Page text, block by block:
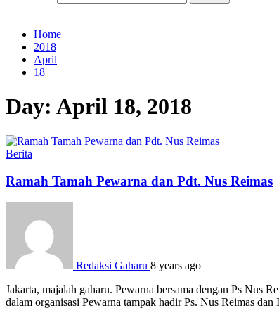
Home
2018
April
18
Day: April 18, 2018
Berita
Ramah Tamah Pewarna dan Pdt. Nus Reimas
Redaksi Gaharu 8 years ago
Jakarta, majalah gaharu. Pewarna bersama dengan Ps Nus
dalam organisasi Pewarna tampak hadir Ps. Nus Reimas